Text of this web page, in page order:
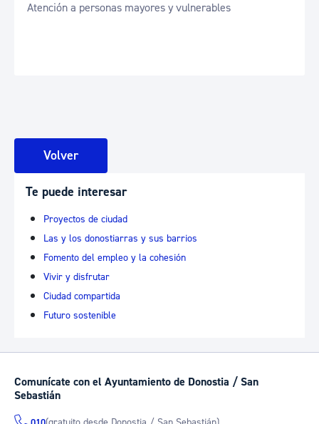
Atención a personas mayores y vulnerables
Volver
Te puede interesar
Proyectos de ciudad
Las y los donostiarras y sus barrios
Fomento del empleo y la cohesión
Vivir y disfrutar
Ciudad compartida
Futuro sostenible
Comunícate con el Ayuntamiento de Donostia / San
Sebastián